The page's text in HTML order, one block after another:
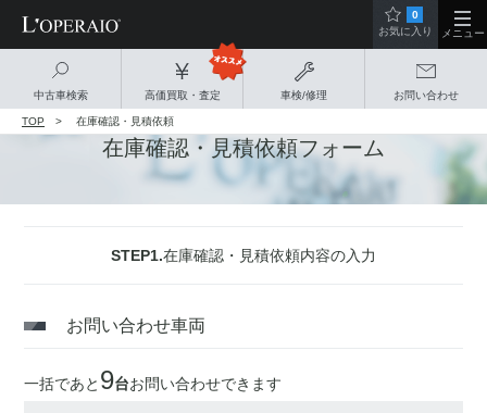
中古車検索 高価買取・査定 車検/修理 お問い合わせ
0
お気に入り
メニュー
TOP 在庫確認・見積依頼
在庫確認・見積依頼フォーム
STEP1.在庫確認・見積依頼内容の入力
お問い合わせ車両
一括であと 9台お問い合わせできます